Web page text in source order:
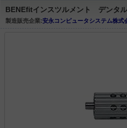
BENEfitインスツルメント デンタ
製造販売企業:安永コンピュータシステム株式